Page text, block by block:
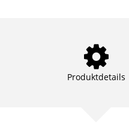
Produktdetails